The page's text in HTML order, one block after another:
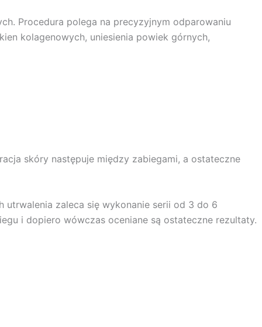
Procedura polega na precyzyjnym odparowaniu
kolagenowych, uniesienia powiek górnych,
skóry następuje między zabiegami, a ostateczne
utrwalenia zaleca się wykonanie serii od 3 do 6
i dopiero wówczas oceniane są ostateczne rezultaty.